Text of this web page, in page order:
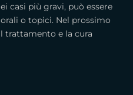
casi più gravi, può essere
o topici. Nel prossimo
trattamento e la cura